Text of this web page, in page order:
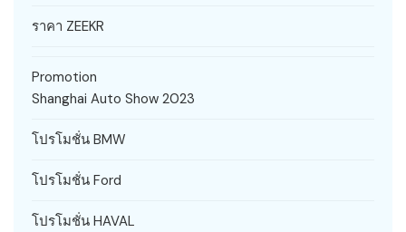
ราคา ZEEKR
Promotion
Shanghai Auto Show 2023
โปรโมชั่น BMW
โปรโมชั่น Ford
โปรโมชั่น HAVAL